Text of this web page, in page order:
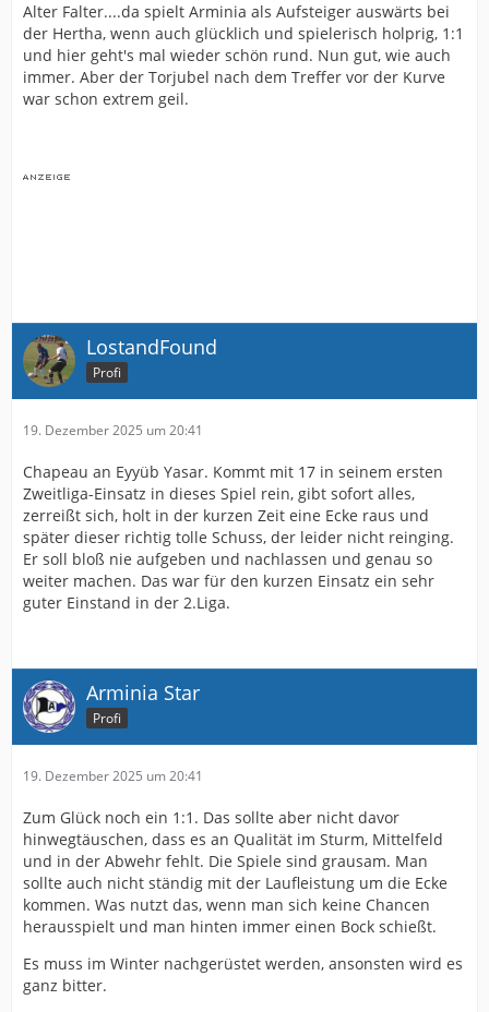
Alter Falter....da spielt Arminia als Aufsteiger auswärts bei
der Hertha, wenn auch glücklich und spielerisch holprig, 1:1
und hier geht's mal wieder schön rund. Nun gut, wie auch
immer. Aber der Torjubel nach dem Treffer vor der Kurve
war schon extrem geil.
LostandFound
Profi
19. Dezember 2025 um 20:41
Chapeau an Eyyüb Yasar. Kommt mit 17 in seinem ersten
Zweitliga-Einsatz in dieses Spiel rein, gibt sofort alles,
zerreißt sich, holt in der kurzen Zeit eine Ecke raus und
später dieser richtig tolle Schuss, der leider nicht reinging.
Er soll bloß nie aufgeben und nachlassen und genau so
weiter machen. Das war für den kurzen Einsatz ein sehr
guter Einstand in der 2.Liga.
Arminia Star
Profi
19. Dezember 2025 um 20:41
Zum Glück noch ein 1:1. Das sollte aber nicht davor
hinwegtäuschen, dass es an Qualität im Sturm, Mittelfeld
und in der Abwehr fehlt. Die Spiele sind grausam. Man
sollte auch nicht ständig mit der Laufleistung um die Ecke
kommen. Was nutzt das, wenn man sich keine Chancen
herausspielt und man hinten immer einen Bock schießt.
Es muss im Winter nachgerüstet werden, ansonsten wird es
ganz bitter.